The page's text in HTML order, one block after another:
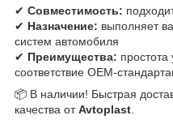
✔ Совместимость:
✔ Назначение: выполняет
систем автомобиля
✔ Преимущества: простота
соответствие OEM-
📦 В наличии! Быстрая
качества отAvtoplast.